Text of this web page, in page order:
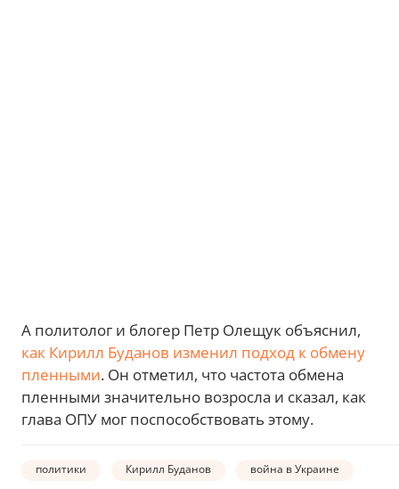
А политолог и блогер Петр Олещук объяснил,
как Кирилл Буданов изменил подход к обмену
пленными. Он отметил, что частота обмена
пленными значительно возросла и сказал, как
глава ОПУ мог поспособствовать этому.
политики Кирилл Буданов война в Украине